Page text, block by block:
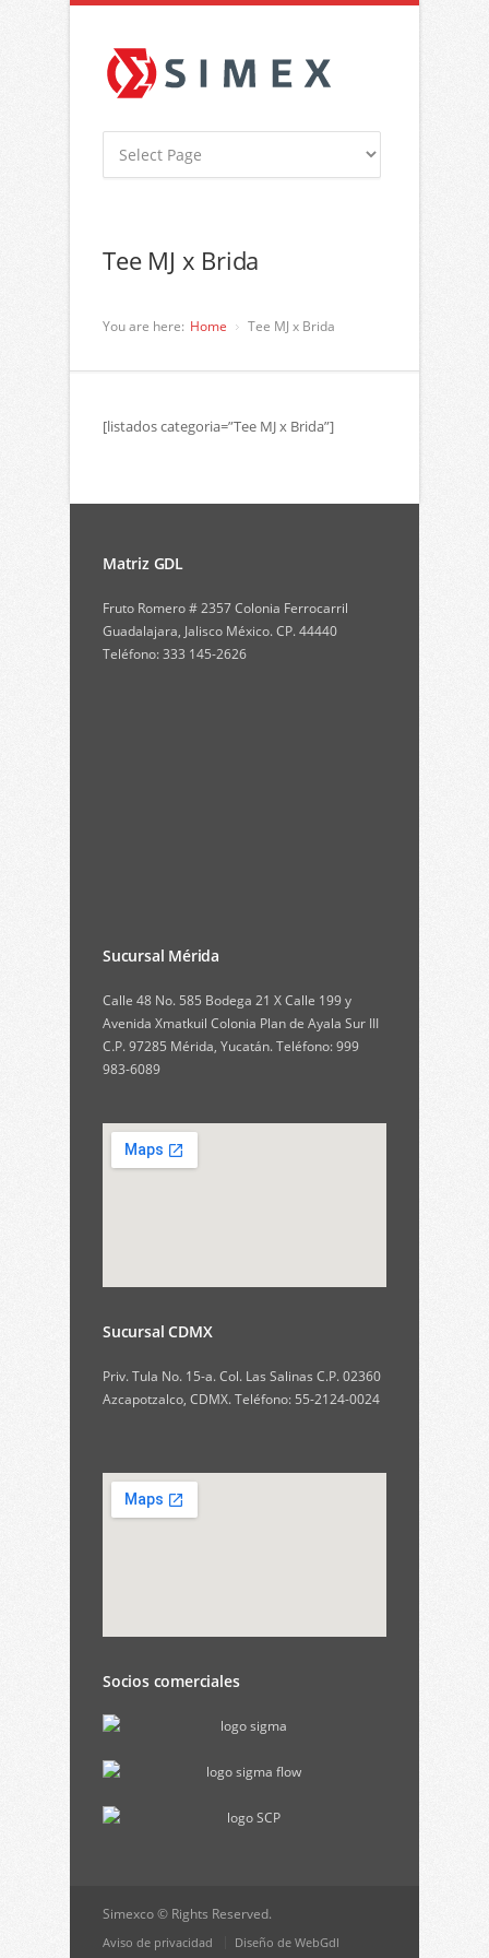
Tee MJ x Brida
You are here: Home Tee MJ x Brida
[listados categoria=”Tee MJ x Brida”]
Matriz GDL
Fruto Romero # 2357 Colonia Ferrocarril
Guadalajara, Jalisco México. CP. 44440
Teléfono: 333 145-2626
Sucursal Mérida
Calle 48 No. 585 Bodega 21 X Calle 199 y
Avenida Xmatkuil Colonia Plan de Ayala Sur III
C.P. 97285 Mérida, Yucatán. Teléfono: 999
983-6089
Sucursal CDMX
Priv. Tula No. 15-a. Col. Las Salinas C.P. 02360
Azcapotzalco, CDMX. Teléfono: 55-2124-0024
Socios comerciales
Simexco © Rights Reserved.
Aviso de privacidad Diseño de WebGdl